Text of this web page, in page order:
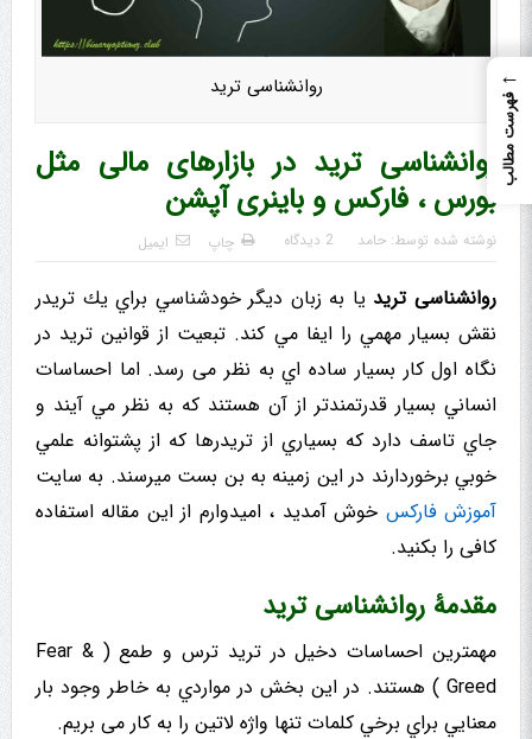
روانشناسی ترید
روانشناسی ترید در بازارهای مالی مثل
بورس ، فارکس و باینری آپشن
نوشته شده توسط: حامد 2 دیدگاه چاپ ایمیل
روانشناسی ترید یا به زبان دیگر خودشناسي براي يك تریدر
نقش بسیار مهمي را ايفا مي كند. تبعیت از قوانین ترید در
نگاه اول کار بسیار ساده اي به نظر می رسد. اما احساسات
انساني بسیار قدرتمندتر از آن هستند که به نظر مي آيند و
جاي تاسف دارد که بسياري از تریدرها که از پشتوانه علمي
خوبي برخوردارند در این زمینه به بن بست میرسند. به سایت
آموزش فارکس خوش آمدید ، امیدوارم از این مقاله استفاده
کافی را بکنید.
مقدمۀ روانشناسی ترید
مهمترین احساسات دخیل در ترید ترس و طمع ( Fear &
Greed ) هستند. در این بخش در مواردي به خاطر وجود بار
معنايي براي برخي كلمات تنها واژه لاتین را به کار می بریم.
←
فهرست مطالب